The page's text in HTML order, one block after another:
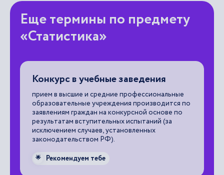
Еще термины по предмету
«Статистика»
Конкурс в учебные заведения
прием в высшие и средние профессиональные
образовательные учреждения производится по
заявлениям граждан на конкурсной основе по
результатам вступительных испытаний (за
исключением случаев, установленных
законодательством РФ).
🌟 Рекомендуем тебе